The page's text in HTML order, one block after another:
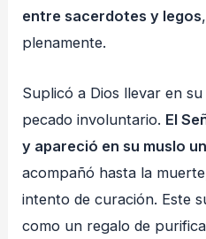
entre sacerdotes y legos
plenamente.
Suplicó a Dios llevar en
pecado involuntario. El
y apareció en su muslo
acompañó hasta la
intento de curación. Este
como un regalo de